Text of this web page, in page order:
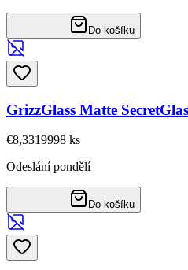
Do košíku
GrizzGlass Matte
€8,3319998 ks
Odeslání pondělí
Do košíku